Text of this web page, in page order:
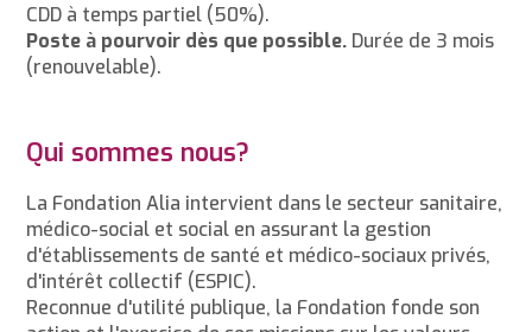
CDD à temps partiel (50%).
Poste à pourvoir dès que possible. Durée de 3 mois
(renouvelable).
Qui sommes nous?
La Fondation Alia intervient dans le secteur sanitaire,
médico-social et social en assurant la gestion
d'établissements de santé et médico-sociaux privés,
d'intérêt collectif (ESPIC).
Reconnue d'utilité publique, la Fondation fonde son